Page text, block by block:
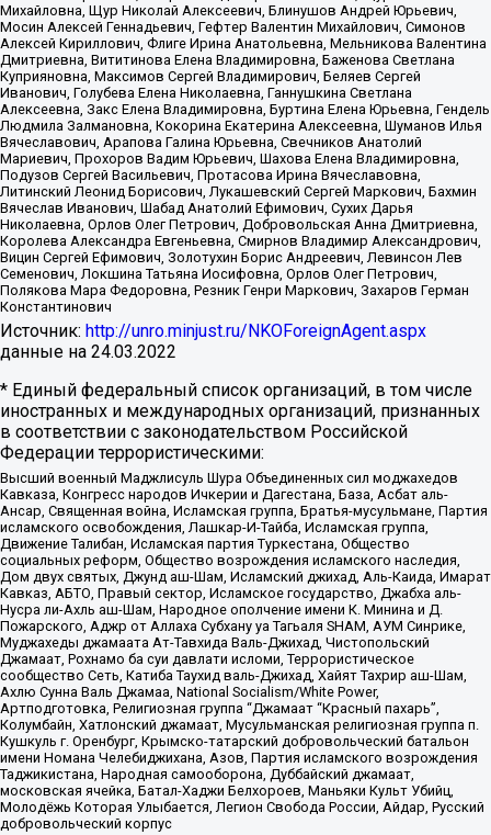
Михайловна, Щур Николай Алексеевич, Блинушов Андрей Юрьевич,
Мосин Алексей Геннадьевич, Гефтер Валентин Михайлович, Симонов
Алексей Кириллович, Флиге Ирина Анатольевна, Мельникова Валентина
Дмитриевна, Вититинова Елена Владимировна, Баженова Светлана
Куприяновна, Максимов Сергей Владимирович, Беляев Сергей
Иванович, Голубева Елена Николаевна, Ганнушкина Светлана
Алексеевна, Закс Елена Владимировна, Буртина Елена Юрьевна, Гендель
Людмила Залмановна, Кокорина Екатерина Алексеевна, Шуманов Илья
Вячеславович, Арапова Галина Юрьевна, Свечников Анатолий
Мариевич, Прохоров Вадим Юрьевич, Шахова Елена Владимировна,
Подузов Сергей Васильевич, Протасова Ирина Вячеславовна,
Литинский Леонид Борисович, Лукашевский Сергей Маркович, Бахмин
Вячеслав Иванович, Шабад Анатолий Ефимович, Сухих Дарья
Николаевна, Орлов Олег Петрович, Добровольская Анна Дмитриевна,
Королева Александра Евгеньевна, Смирнов Владимир Александрович,
Вицин Сергей Ефимович, Золотухин Борис Андреевич, Левинсон Лев
Семенович, Локшина Татьяна Иосифовна, Орлов Олег Петрович,
Полякова Мара Федоровна, Резник Генри Маркович, Захаров Герман
Константинович
Источник: http://unro.minjust.ru/NKOForeignAgent.aspx
данные на 24.03.2022
* Единый федеральный список организаций, в том числе
иностранных и международных организаций, признанных
в соответствии с законодательством Российской
Федерации террористическими:
Высший военный Маджлисуль Шура Объединенных сил моджахедов
Кавказа, Конгресс народов Ичкерии и Дагестана, База, Асбат аль-
Ансар, Священная война, Исламская группа, Братья-мусульмане, Партия
исламского освобождения, Лашкар-И-Тайба, Исламская группа,
Движение Талибан, Исламская партия Туркестана, Общество
социальных реформ, Общество возрождения исламского наследия,
Дом двух святых, Джунд аш-Шам, Исламский джихад, Аль-Каида, Имарат
Кавказ, АБТО, Правый сектор, Исламское государство, Джабха аль-
Нусра ли-Ахль аш-Шам, Народное ополчение имени К. Минина и Д.
Пожарского, Аджр от Аллаха Субхану уа Тагьаля SHAM, АУМ Синрике,
Муджахеды джамаата Ат-Тавхида Валь-Джихад, Чистопольский
Джамаат, Рохнамо ба суи давлати исломи, Террористическое
сообщество Сеть, Катиба Таухид валь-Джихад, Хайят Тахрир аш-Шам,
Ахлю Сунна Валь Джамаа, National Socialism/White Power,
Артподготовка, Религиозная группа “Джамаат “Красный пахарь”,
Колумбайн, Хатлонский джамаат, Мусульманская религиозная группа п.
Кушкуль г. Оренбург, Крымско-татарский добровольческий батальон
имени Номана Челебиджихана, Азов, Партия исламского возрождения
Таджикистана, Народная самооборона, Дуббайский джамаат,
московская ячейка, Батал-Хаджи Белхороев, Маньяки Культ Убийц,
Молодёжь Которая Улыбается, Легион Свобода России, Айдар, Русский
добровольческий корпус